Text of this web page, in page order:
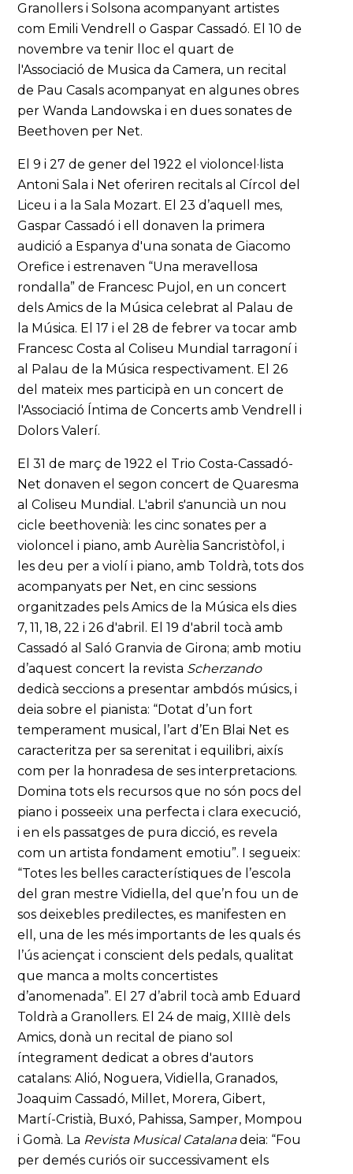
Granollers i Solsona acompanyant artistes
com Emili Vendrell o Gaspar Cassadó. El 10 de
novembre va tenir lloc el quart de
l'Associació de Musica da Camera, un recital
de Pau Casals acompanyat en algunes obres
per Wanda Landowska i en dues sonates de
Beethoven per Net.
El 9 i 27 de gener del 1922 el violoncel·lista
Antoni Sala i Net oferiren recitals al Círcol del
Liceu i a la Sala Mozart. El 23 d’aquell mes,
Gaspar Cassadó i ell donaven la primera
audició a Espanya d'una sonata de Giacomo
Orefice i estrenaven “Una meravellosa
rondalla” de Francesc Pujol, en un concert
dels Amics de la Música celebrat al Palau de
la Música. El 17 i el 28 de febrer va tocar amb
Francesc Costa al Coliseu Mundial tarragoní i
al Palau de la Música respectivament. El 26
del mateix mes participà en un concert de
l'Associació Íntima de Concerts amb Vendrell i
Dolors Valerí.
El 31 de març de 1922 el Trio Costa-Cassadó-
Net donaven el segon concert de Quaresma
al Coliseu Mundial. L'abril s'anuncià un nou
cicle beethovenià: les cinc sonates per a
violoncel i piano, amb Aurèlia Sancristòfol, i
les deu per a violí i piano, amb Toldrà, tots dos
acompanyats per Net, en cinc sessions
organitzades pels Amics de la Música els dies
7, 11, 18, 22 i 26 d'abril. El 19 d'abril tocà amb
Cassadó al Saló Granvia de Girona; amb motiu
d’aquest concert la revista Scherzando
dedicà seccions a presentar ambdós músics, i
deia sobre el pianista: “Dotat d’un fort
temperament musical, l’art d’En Blai Net es
caracteritza per sa serenitat i equilibri, aixís
com per la honradesa de ses interpretacions.
Domina tots els recursos que no són pocs del
piano i posseeix una perfecta i clara execució,
i en els passatges de pura dicció, es revela
com un artista fondament emotiu”. I segueix:
“Totes les belles característiques de l’escola
del gran mestre Vidiella, del que’n fou un de
sos deixebles predilectes, es manifesten en
ell, una de les més importants de les quals és
l’ús aciençat i conscient dels pedals, qualitat
que manca a molts concertistes
d’anomenada”. El 27 d’abril tocà amb Eduard
Toldrà a Granollers. El 24 de maig, XIIIè dels
Amics, donà un recital de piano sol
íntegrament dedicat a obres d'autors
catalans: Alió, Noguera, Vidiella, Granados,
Joaquim Cassadó, Millet, Morera, Gibert,
Martí-Cristià, Buxó, Pahissa, Samper, Mompou
i Gomà. La Revista Musical Catalanadeia: “Fou
per demés curiós oïr successivament els